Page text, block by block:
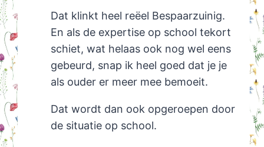
Dat klinkt heel reëel Bespaarzuinig.
En als de expertise op school tekort
schiet, wat helaas ook nog wel eens
gebeurd, snap ik heel goed dat je je
als ouder er meer mee bemoeit.
Dat wordt dan ook opgeroepen door
de situatie op school.